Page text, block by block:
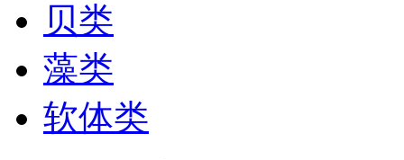
贝类
藻类
软体类